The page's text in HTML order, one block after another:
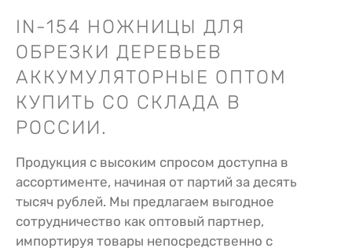
IN-154 НОЖНИЦЫ ДЛЯ
ОБРЕЗКИ ДЕРЕВЬЕВ
АККУМУЛЯТОРНЫЕ ОПТОМ
КУПИТЬ СО СКЛАДА В
РОССИИ.
Продукция с высоким спросом доступна в
ассортименте, начиная от партий за десять
тысяч рублей. Мы предлагаем выгодное
сотрудничество как оптовый партнер,
импортируя товары непосредственно с